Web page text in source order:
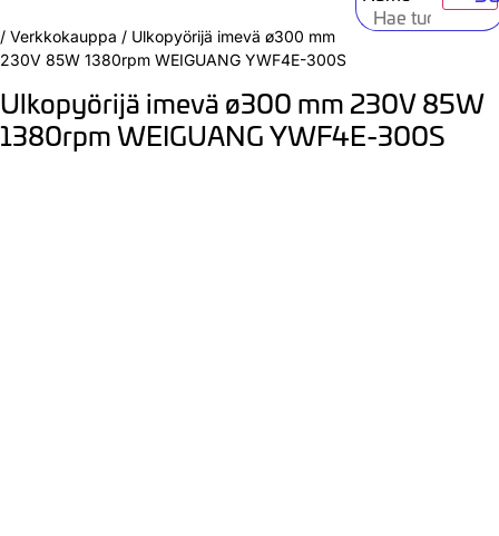
/ Verkkokauppa / Ulkopyörijä imevä ø300 mm
230V 85W 1380rpm WEIGUANG YWF4E-300S
Ulkopyörijä imevä ø300 mm 230V 85W
1380rpm WEIGUANG YWF4E-300S